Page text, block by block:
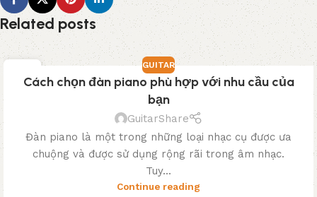
Related posts
TH3
GUITAR
Cách chọn đàn piano phù hợp với nhu cầu của
bạn
GuitarShare
Đàn piano là một trong những loại nhạc cụ được ưa
chuộng và được sử dụng rộng rãi trong âm nhạc.
Tuy...
Continue reading